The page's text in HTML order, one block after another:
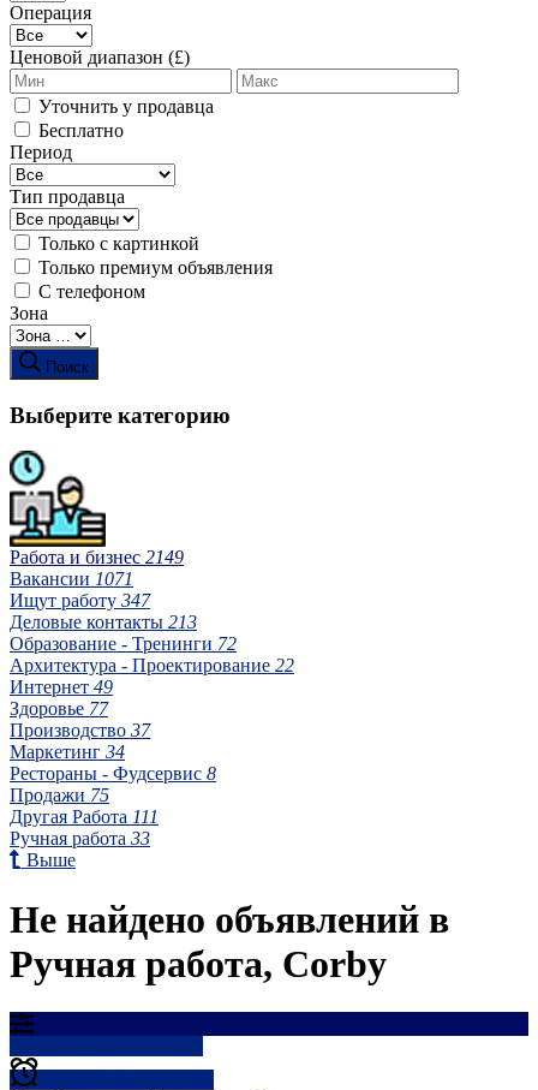
Операция
Ценовой диапазон (£)
Уточнить у продавца
Бесплатно
Период
Тип продавца
Только с картинкой
Только премиум объявления
С телефоном
Зона
Поиск
Выберите категорию
Работа и бизнес 2149
Вакансии 1071
Ищут работу 347
Деловые контакты 213
Образование - Тренинги 72
Архитектура - Проектирование 22
Интернет 49
Здоровье 77
Производство 37
Маркетинг 34
Рестораны - Фудсервис 8
Продажи 75
Другая Работа 111
Ручная работа 33
Выше
Не найдено объявлений в
Ручная работа, Corby